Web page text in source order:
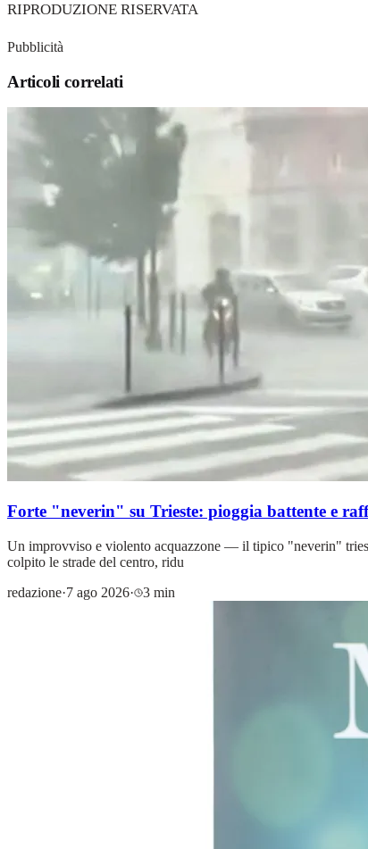
RIPRODUZIONE RISERVATA
Pubblicità
Articoli correlati
Forte "neverin" su Trieste: pioggia battente e
Un improvviso e violento acquazzone — il tipico "neverin"
colpito le strade del centro, ridu
redazione·7 ago 2026· 3 min